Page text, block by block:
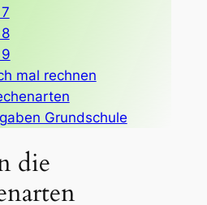
mal rechnen
Grundschule
die